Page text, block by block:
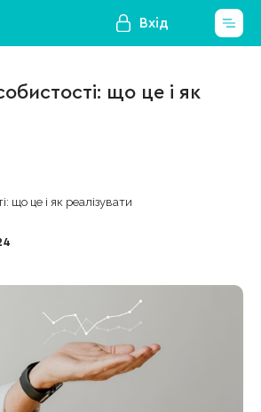
Вхід
що це і як
що це і як реалізувати